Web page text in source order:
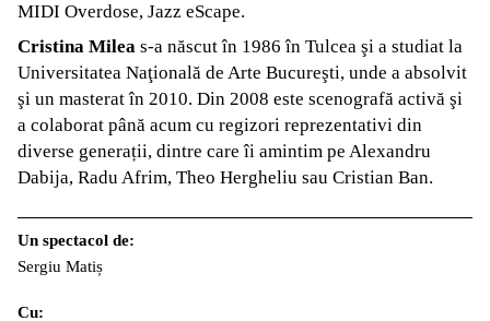
MIDI Overdose, Jazz eScape.
Cristina Milea s-a născut în 1986 în Tulcea şi a studiat la
Universitatea Naţională de Arte Bucureşti, unde a absolvit
şi un masterat în 2010. Din 2008 este scenografă activă şi
a colaborat până acum cu regizori reprezentativi din
diverse generații, dintre care îi amintim pe Alexandru
Dabija, Radu Afrim, Theo Hergheliu sau Cristian Ban.
Un spectacol de:
Sergiu Matiș
Cu: